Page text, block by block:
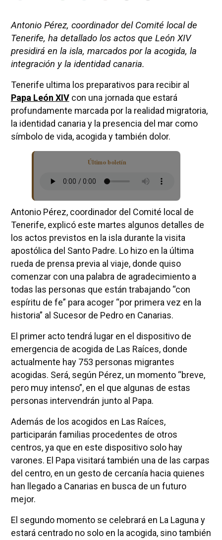
Antonio Pérez, coordinador del Comité local de
Tenerife, ha detallado los actos que León XIV
presidirá en la isla, marcados por la acogida, la
integración y la identidad canaria.
Tenerife ultima los preparativos para recibir al
Papa León XIVcon una jornada que estará
profundamente marcada por la realidad migratoria,
la identidad canaria y la presencia del mar como
símbolo de vida, acogida y también dolor.
Último boletín
Antonio Pérez, coordinador del Comité local de
Tenerife, explicó este martes algunos detalles de
los actos previstos en la isla durante la visita
apostólica del Santo Padre. Lo hizo en la última
rueda de prensa previa al viaje, donde quiso
comenzar con una palabra de agradecimiento a
todas las personas que están trabajando “con
espíritu de fe” para acoger “por primera vez en la
historia” al Sucesor de Pedro en Canarias.
El primer acto tendrá lugar en el dispositivo de
emergencia de acogida de Las Raíces, donde
actualmente hay 753 personas migrantes
acogidas. Será, según Pérez, un momento “breve,
pero muy intenso”, en el que algunas de estas
personas intervendrán junto al Papa.
Además de los acogidos en Las Raíces,
participarán familias procedentes de otros
centros, ya que en este dispositivo solo hay
varones. El Papa visitará también una de las carpas
del centro, en un gesto de cercanía hacia quienes
han llegado a Canarias en busca de un futuro
mejor.
El segundo momento se celebrará en La Laguna y
estará centrado no solo en la acogida, sino también